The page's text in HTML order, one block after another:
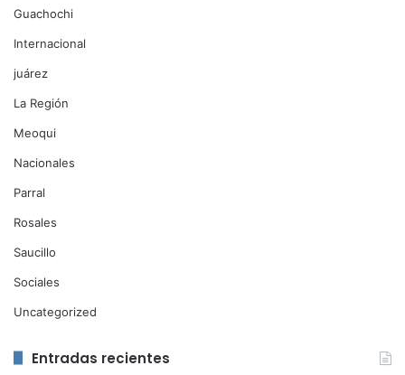
Guachochi
Internacional
juárez
La Región
Meoqui
Nacionales
Parral
Rosales
Saucillo
Sociales
Uncategorized
Entradas recientes